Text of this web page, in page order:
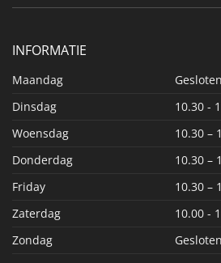
INFORMATIE
Maandag
Gesloten
Dinsdag
10.30 -
Woensdag
10.30 –
Donderdag
10.30 –
Friday
10.30 –
Zaterdag
10.00 -
Zondag
Gesloten